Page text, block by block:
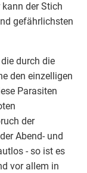
kann der Stich
gefährlichsten
durch die
den einzelligen
Parasiten
der
Abend- und
- so ist es
vor allem in